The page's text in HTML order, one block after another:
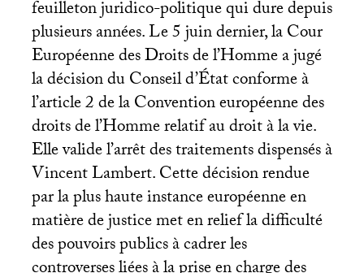
feuilleton juridico-politique qui dure depuis
plusieurs années. Le 5 juin dernier, la Cour
Européenne des Droits de l’Homme a jugé
la décision du Conseil d’État conforme à
l’article 2 de la Convention européenne des
droits de l’Homme relatif au droit à la vie.
Elle valide l’arrêt des traitements dispensés à
Vincent Lambert. Cette décision rendue
par la plus haute instance européenne en
matière de justice met en relief la difficulté
des pouvoirs publics à cadrer les